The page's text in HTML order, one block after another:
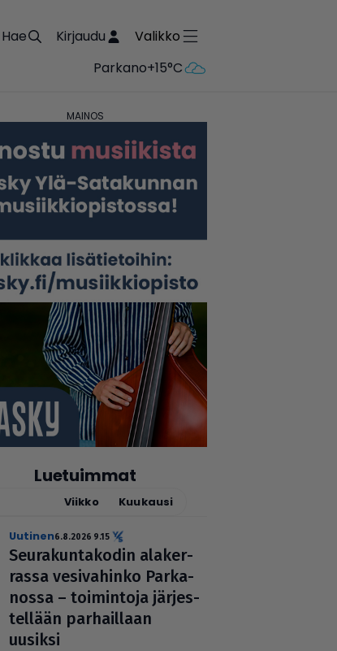
Hae Kirjaudu
Valikko
Parkano+15°C
Luetuimmat
Viikko Kuukausi
uutinen6.8.2026 9.15
Seu­ra­kun­ta­ko­din ala­ker­
rassa vesi­va­hinko Par­ka­
nossa – toi­min­toja jär­jes­
tel­lään par­hail­laan
uusiksi